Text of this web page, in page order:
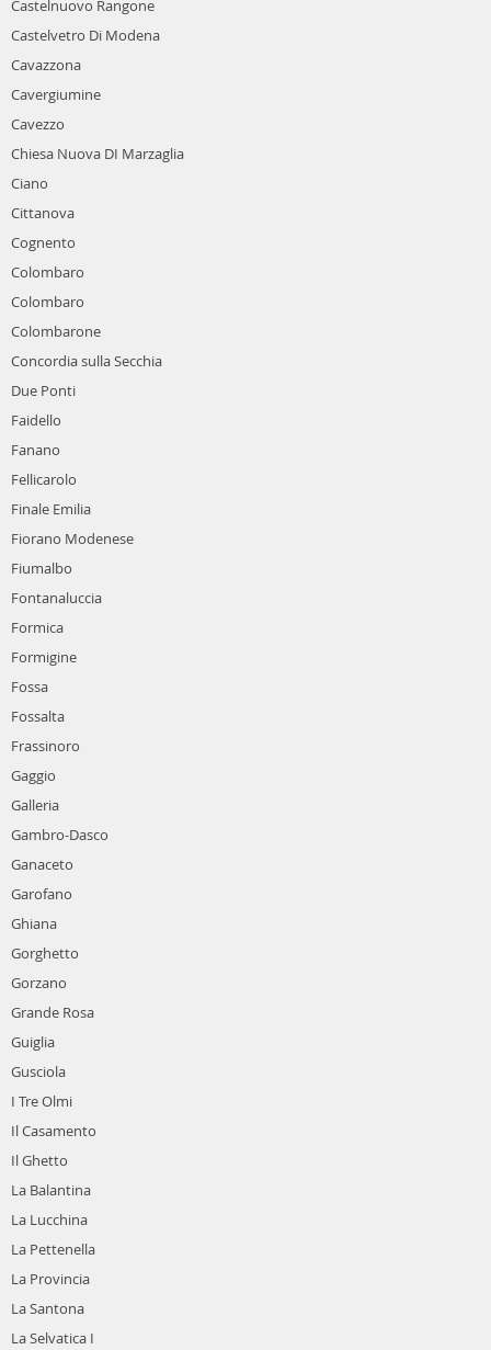
Castelnuovo Rangone
Castelvetro Di Modena
Cavazzona
Cavergiumine
Cavezzo
Chiesa Nuova DI Marzaglia
Ciano
Cittanova
Cognento
Colombaro
Colombaro
Colombarone
Concordia sulla Secchia
Due Ponti
Faidello
Fanano
Fellicarolo
Finale Emilia
Fiorano Modenese
Fiumalbo
Fontanaluccia
Formica
Formigine
Fossa
Fossalta
Frassinoro
Gaggio
Galleria
Gambro-Dasco
Ganaceto
Garofano
Ghiana
Gorghetto
Gorzano
Grande Rosa
Guiglia
Gusciola
I Tre Olmi
Il Casamento
Il Ghetto
La Balantina
La Lucchina
La Pettenella
La Provincia
La Santona
La Selvatica I